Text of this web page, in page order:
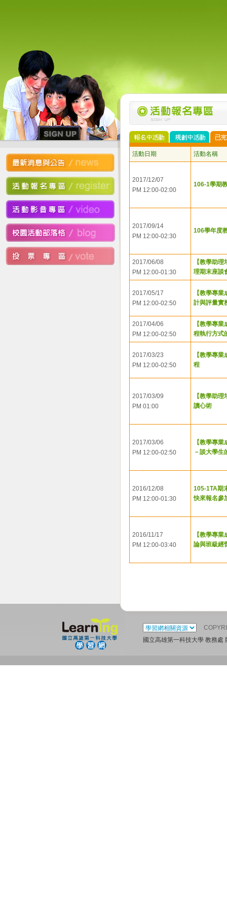
活動日期 活動名稱
2017/12/07
PM 12:00-02:00
106-1學期
2017/09/14
PM 12:00-02:30
106學年度
2017/06/08
PM 12:00-01:30
【教學助
理期末座談
2017/05/17
PM 12:00-02:50
【教學專
計與評量實
2017/04/06
PM 12:00-02:50
【教學專
程執行方式
2017/03/23
PM 12:00-02:50
【教學專
程
2017/03/09
PM 01:00
【教學助
讀心術
2017/03/06
PM 12:00-02:50
【教學專
－談大學生
2016/12/08
PM 12:00-01:30
105-1TA期
快來報名參
2016/11/17
PM 12:00-03:40
【教學專
論與班級經
國立高雄第一科技大學 教務處